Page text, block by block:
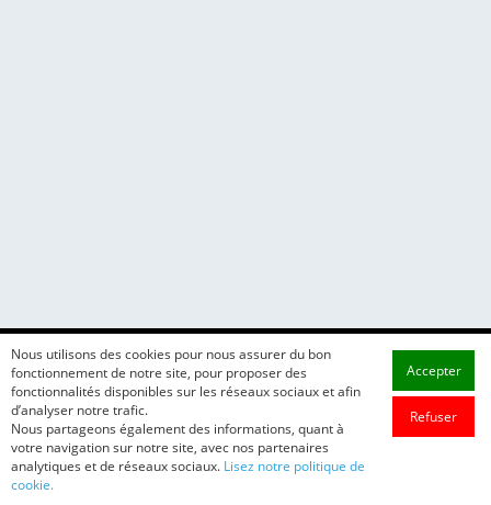
Nous utilisons des cookies pour nous assurer du bon
fonctionnement de notre site, pour proposer des
fonctionnalités disponibles sur les réseaux sociaux et afin
d’analyser notre trafic.
Nous partageons également des informations, quant à
votre navigation sur notre site, avec nos partenaires
analytiques et de réseaux sociaux. Lisez notre politique de
cookie.
Accepter
Refuser